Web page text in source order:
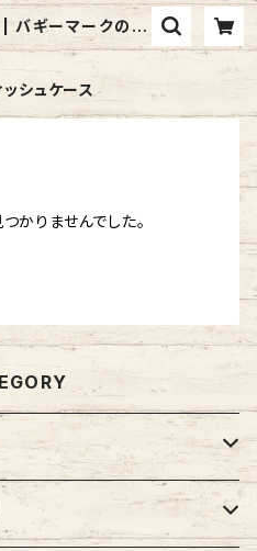
| バギーマークのお
pêche
ッシュケース
かりませんでした。